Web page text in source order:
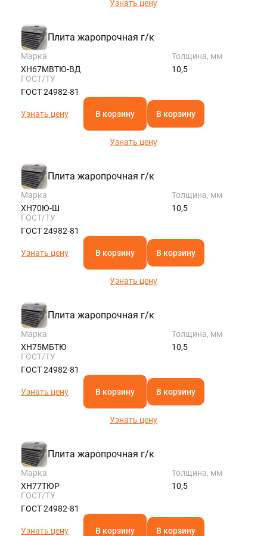
Узнать цену
Плита жаропрочная г/к
Марка
ХН67МВТЮ-ВД
Толщина, мм
10,5
ГОСТ/ТУ
ГОСТ 24982-81
Узнать цену В корзину В корзину
Узнать цену
Плита жаропрочная г/к
Марка
ХН70Ю-Ш
Толщина, мм
10,5
ГОСТ/ТУ
ГОСТ 24982-81
Узнать цену В корзину В корзину
Узнать цену
Плита жаропрочная г/к
Марка
ХН75МБТЮ
Толщина, мм
10,5
ГОСТ/ТУ
ГОСТ 24982-81
Узнать цену В корзину В корзину
Узнать цену
Плита жаропрочная г/к
Марка
ХН77ТЮР
Толщина, мм
10,5
ГОСТ/ТУ
ГОСТ 24982-81
Узнать цену В корзину В корзину